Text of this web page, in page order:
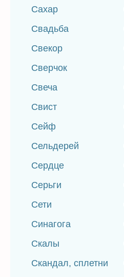
Сахар
Свадьба
Свекор
Сверчок
Свеча
Свист
Сейф
Сельдерей
Сердце
Серьги
Сети
Синагога
Скалы
Скандал, сплетни